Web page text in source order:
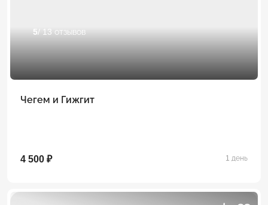
5/ 13 отзывов
Чегем и Гижгит
4 500 ₽ 1 день